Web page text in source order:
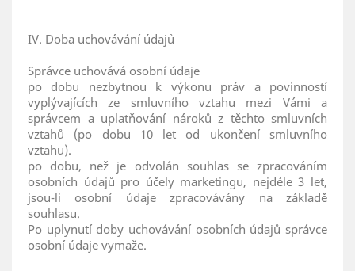
IV. Doba uchovávání údajů
Správce uchovává osobní údaje
po dobu nezbytnou k výkonu práv a povinností
vyplývajících ze smluvního vztahu mezi Vámi a
správcem a uplatňování nároků z těchto smluvních
vztahů (po dobu 10 let od ukončení smluvního
vztahu).
po dobu, než je odvolán souhlas se zpracováním
osobních údajů pro účely marketingu, nejdéle 3 let,
jsou-li osobní údaje zpracovávány na základě
souhlasu.
Po uplynutí doby uchovávání osobních údajů správce
osobní údaje vymaže.